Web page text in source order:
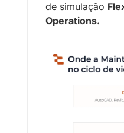
de simulação
Operations.